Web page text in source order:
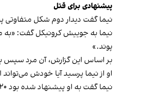
پیشنهادی برای قتل
نیما گفت دیدار دوم شکل متفاوتی
پوند.»
بر اساس این گزارش، آن مرد سپس به
او از نیما پرسید آیا خودش می‌تواند
نیما گفت به او پیشنهاد شده بود ۲۰ هزار پوند نقد همان ابتدا دریافت کند و بقیه مبلغ را پس از مشخص کردن محل اقامت آن روزنامه‌نگار بگیرد.